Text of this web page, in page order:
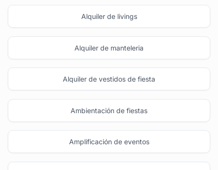
Alquiler de livings
Alquiler de manteleria
Alquiler de vestidos de fiesta
Ambientación de fiestas
Amplificación de eventos